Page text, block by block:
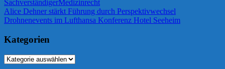
SachverständigerMedizinrecht
Beitragsnavigation
Vorheriger
Beitrag:
Alice Dehner stärkt Führung durch Perspektivwechsel
Nächster
Drohnenevents im Lufthansa Konferenz Hotel Seeheim
Kategorien
Kategorien